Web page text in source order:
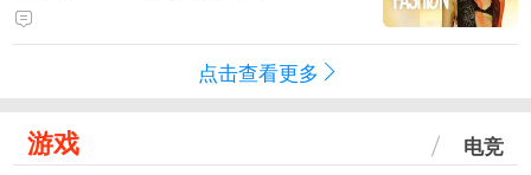
点击查看更多
游戏 电竞